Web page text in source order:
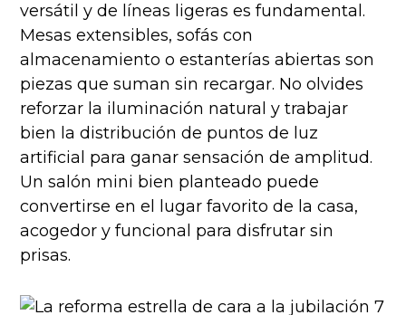
versátil y de líneas ligeras es fundamental.
Mesas extensibles, sofás con
almacenamiento o estanterías abiertas son
piezas que suman sin recargar. No olvides
reforzar la iluminación natural y trabajar
bien la distribución de puntos de luz
artificial para ganar sensación de amplitud.
Un salón mini bien planteado puede
convertirse en el lugar favorito de la casa,
acogedor y funcional para disfrutar sin
prisas.